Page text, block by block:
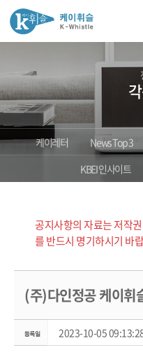
케이레터 News Top 3
KBEI 인사이트
공지사항의 자료는 저작
를 반드시 명기하시기 바
(주)다인정공 케이휘
2023-10-05